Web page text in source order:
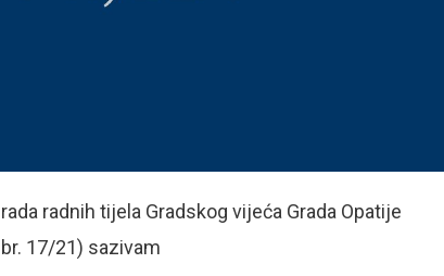
radnih tijela Gradskog vijeća Grada Opatije
17/21) sazivam